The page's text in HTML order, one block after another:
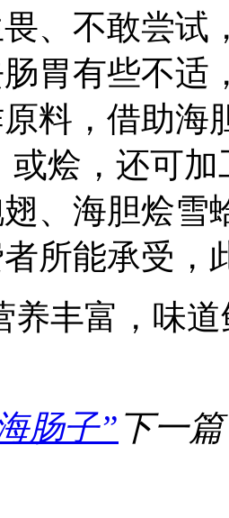
、不敢尝试
胃有些不适
料，借助海
或烩，还可
、海胆烩雪
所能承受，
养丰富，味
肠子” 下一